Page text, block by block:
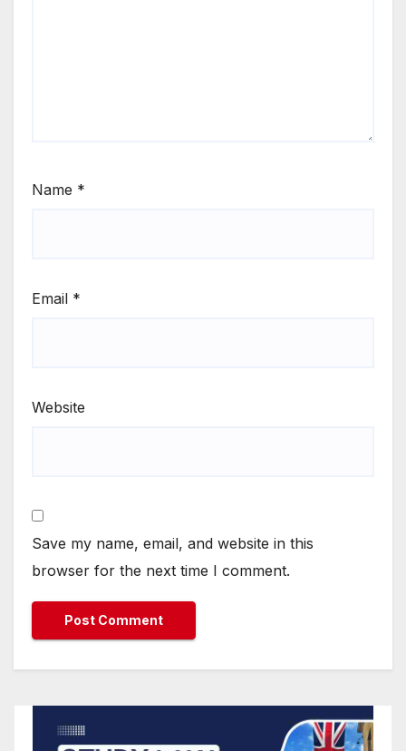
Name *
Email *
Website
Save my name, email, and website in this
browser for the next time I comment.